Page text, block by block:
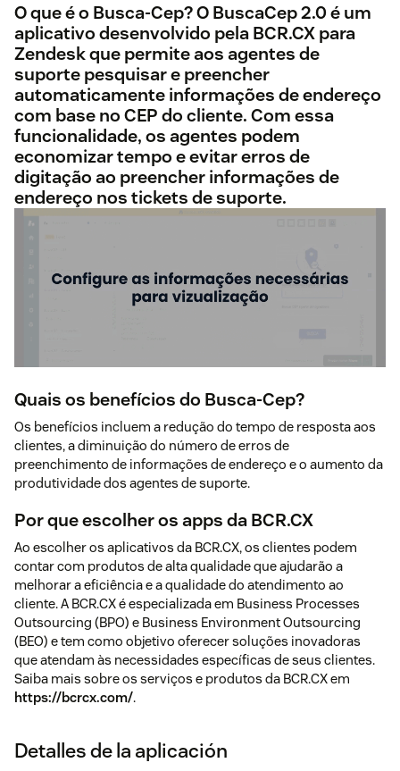
O que é o Busca-Cep? O BuscaCep 2.0 é um
aplicativo desenvolvido pela BCR.CX para
Zendesk que permite aos agentes de
suporte pesquisar e preencher
automaticamente informações de endereço
com base no CEP do cliente. Com essa
funcionalidade, os agentes podem
economizar tempo e evitar erros de
digitação ao preencher informações de
endereço nos tickets de suporte.
Quais os benefícios do Busca-Cep?
Os benefícios incluem a redução do tempo de resposta aos
clientes, a diminuição do número de erros de
preenchimento de informações de endereço e o aumento da
produtividade dos agentes de suporte.
Por que escolher os apps da BCR.CX
Ao escolher os aplicativos da BCR.CX, os clientes podem
contar com produtos de alta qualidade que ajudarão a
melhorar a eficiência e a qualidade do atendimento ao
cliente. A BCR.CX é especializada em Business Processes
Outsourcing (BPO) e Business Environment Outsourcing
(BEO) e tem como objetivo oferecer soluções inovadoras
que atendam às necessidades específicas de seus clientes.
Saiba mais sobre os serviços e produtos da BCR.CX em
https://bcrcx.com/.
Detalles de la aplicación